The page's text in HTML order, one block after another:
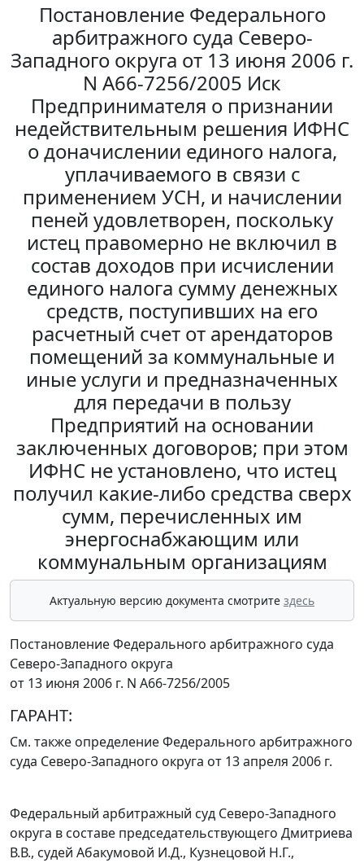
Постановление Федерального
арбитражного суда Северо-
Западного округа от 13 июня 2006 г.
N А66-7256/2005 Иск
Предпринимателя о признании
недействительным решения ИФНС
о доначислении единого налога,
уплачиваемого в связи с
применением УСН, и начислении
пеней удовлетворен, поскольку
истец правомерно не включил в
состав доходов при исчислении
единого налога сумму денежных
средств, поступивших на его
расчетный счет от арендаторов
помещений за коммунальные и
иные услуги и предназначенных
для передачи в пользу
Предприятий на основании
заключенных договоров; при этом
ИФНС не установлено, что истец
получил какие-либо средства сверх
сумм, перечисленных им
энергоснабжающим или
коммунальным организациям
Актуальную версию документа смотрите здесь
Постановление Федерального арбитражного суда
Северо-Западного округа
от 13 июня 2006 г. N А66-7256/2005
ГАРАНТ:
См. также определение Федерального арбитражного
суда Северо-Западного округа от 13 апреля 2006 г.
Федеральный арбитражный суд Северо-Западного
округа в составе председательствующего Дмитриева
В.В., судей Абакумовой И.Д., Кузнецовой Н.Г.,